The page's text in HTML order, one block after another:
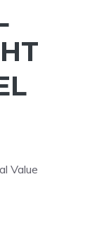
Value